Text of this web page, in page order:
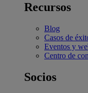
Recursos
Blog
Casos de
Eventos y
Centro de
Socios